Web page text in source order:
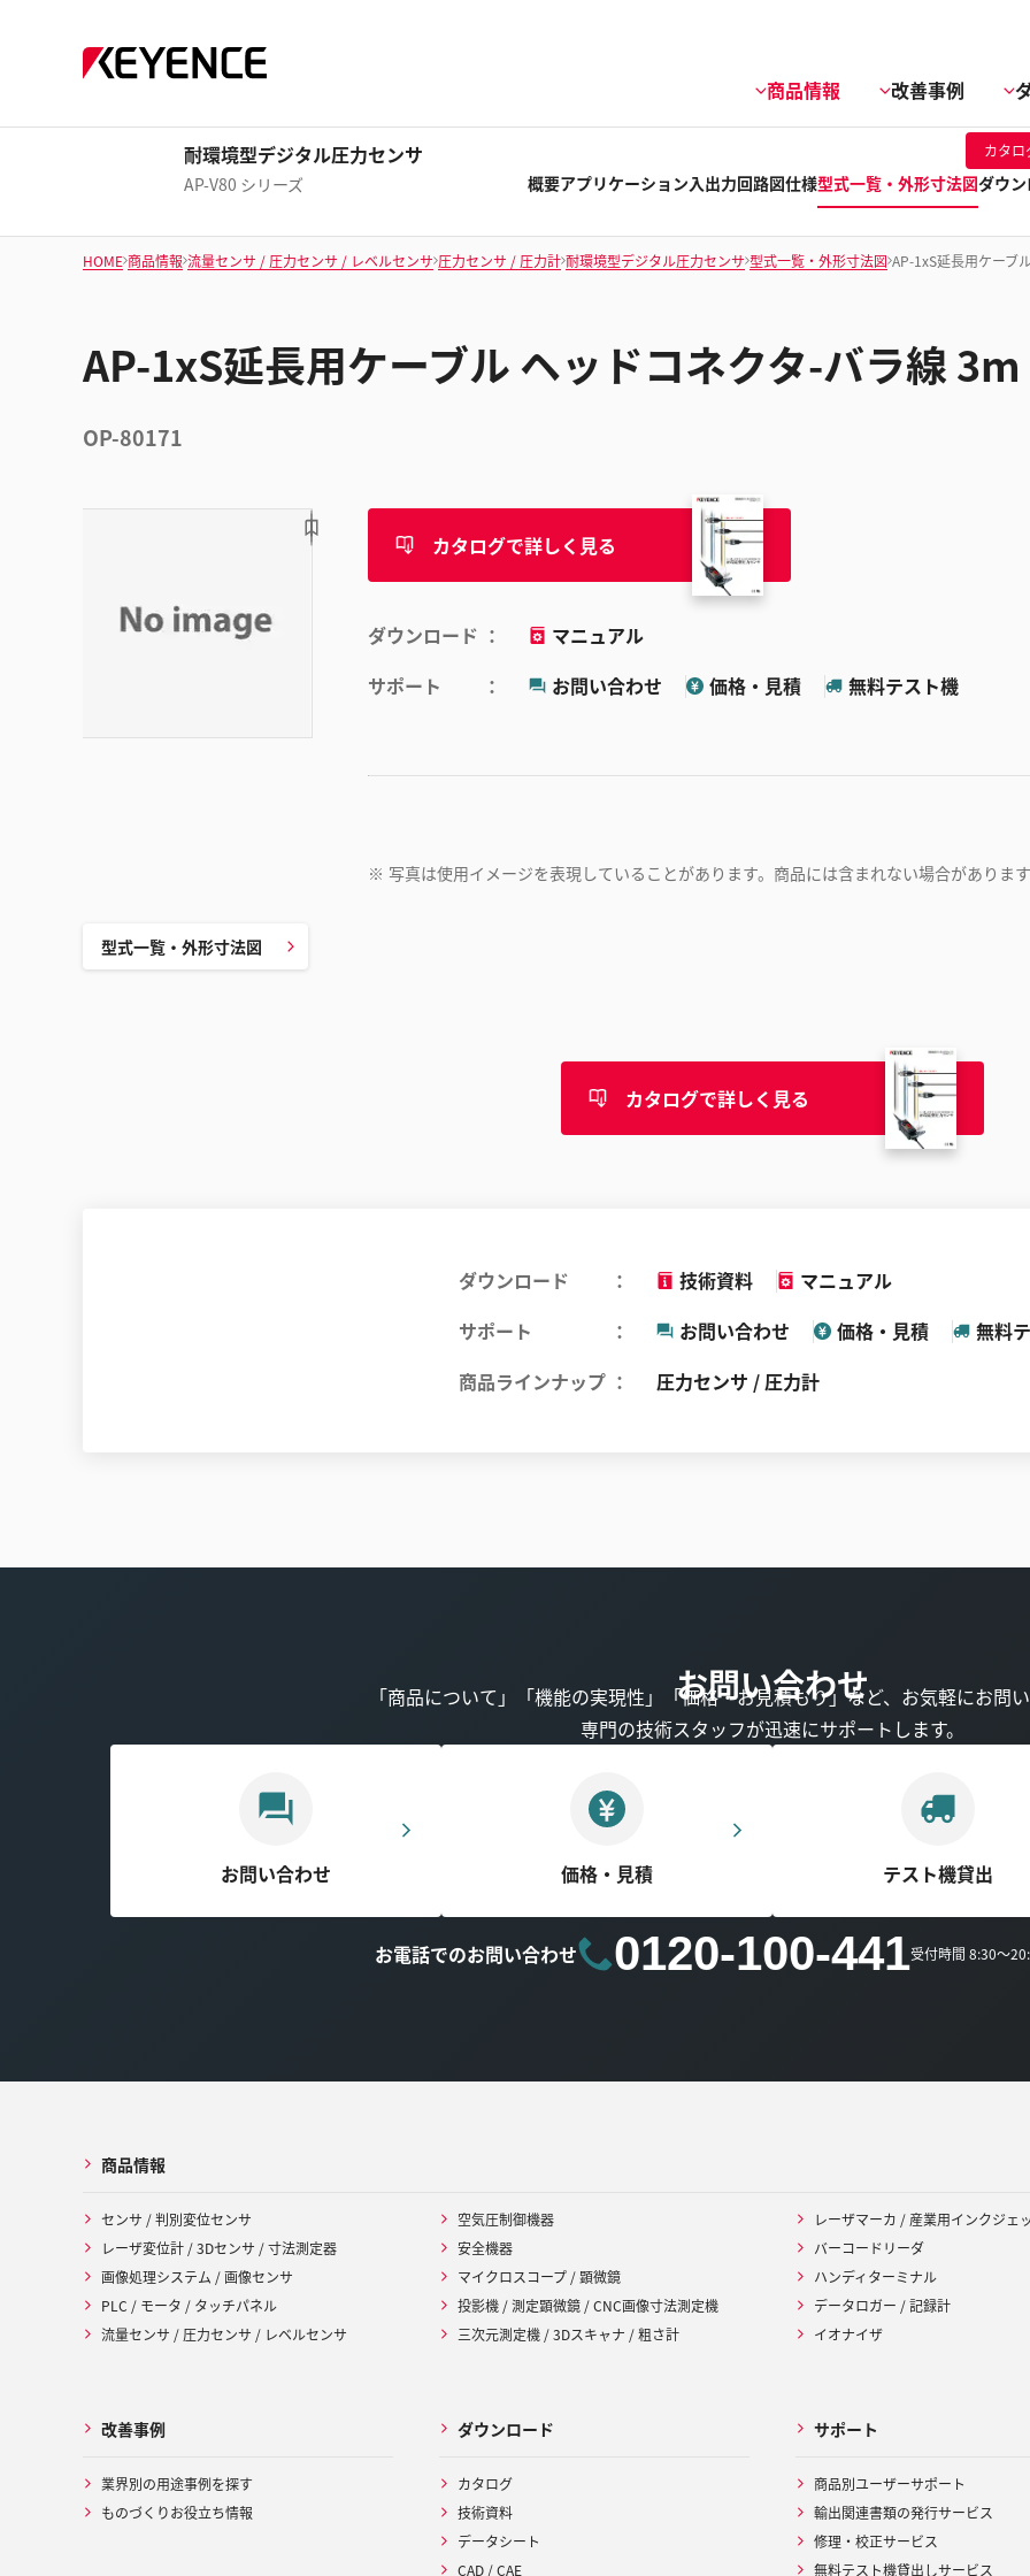
商品情報 改善事例
耐環境型デジタル圧力センサ
AP-V80 シリーズ
カタロ
概要アプリケーション入出力回路図仕様型式一覧・外形寸法図ダウ
HOME 商品情報 流量センサ / 圧力センサ / レベルセンサ 圧力センサ / 圧力計 耐環境型デジタル圧力センサ 型式一覧・外形寸法図 AP-1xS延長用ケーブ
AP-1xS延長用ケーブル ヘッドコネクタ-バラ線 3m
OP-80171
カタログで詳しく見る
ダウンロード
マニュアル
サポート
お問い合わせ 価格・見積 無料テスト機
※ 写真は使用イメージを表現していることがあります。商品には含まれない場合がありま
型式一覧・外形寸法図
カタログで詳しく見る
ダウンロード 技術資料
マニュアル
サポート
お問い合わせ 価格・見積
無料
商品ラインナップ
圧力センサ / 圧力計
お問い合わせ
「商品について」「機能の実現性」「価格・お見積もり」など、お気軽にお問
専門の技術スタッフが迅速にサポートします。
お問い合わせ 価格・見積 テスト機貸出
お電話でのお問い合わせ 0120-100-441受付時間 8:30～
商品情報
センサ / 判別変位センサ
レーザ変位計 / 3Dセンサ / 寸法測定器
画像処理システム / 画像センサ
PLC / モータ / タッチパネル
流量センサ / 圧力センサ / レベルセンサ
空気圧制御機器
安全機器
マイクロスコープ / 顕微鏡
投影機 / 測定顕微鏡 / CNC画像寸法測定機
三次元測定機 / 3Dスキャナ / 粗さ計
レーザマーカ / 産業用インクジェ
バーコードリーダ
ハンディターミナル
データロガー / 記録計
イオナイザ
改善事例
業界別の用途事例を探す
ものづくりお役立ち情報
ダウンロード
カタログ
技術資料
データシート
CAD / CAE
サポート
商品別ユーザーサポート
輸出関連書類の発行サービス
修理・校正サービス
無料テスト機貸出しサービス